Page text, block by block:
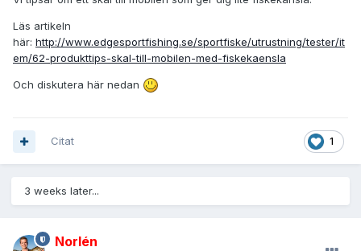
Läs artikeln
här: http://www.edgesportfishing.se/sportfiske/utrustning/tester/it
em/62-produkttips-skal-till-mobilen-med-fiskekaensla
Och diskutera här nedan
1
Citat
3 weeks later...
Norlén